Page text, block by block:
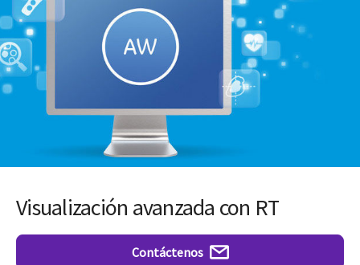
Visualización avanzada con RT
Contáctenos